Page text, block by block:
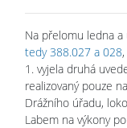
Na přelomu ledna
tedy 388.027 a 028
1. vyjela druhá
realizovaný pouze
Drážního úřadu,
Labem na výkony